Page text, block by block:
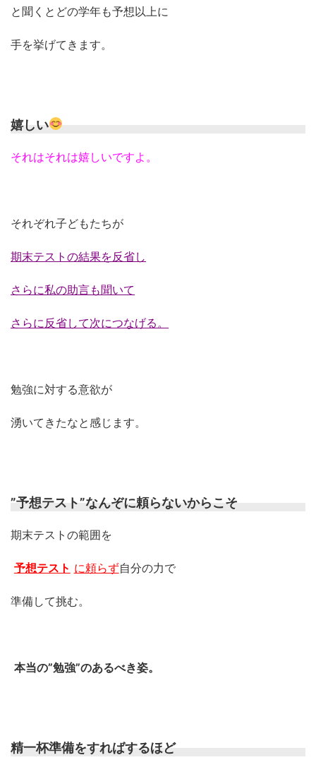
と聞くとどの学年も予想以上に
手を挙げてきます。
嬉しい
それはそれは嬉しいですよ。
それぞれ子どもたちが
期末テストの結果を反省し
さらに私の助言も聞いて
さらに反省して次につなげる。
勉強に対する意欲が
湧いてきたなと感じます。
”予想テスト”なんぞに頼らないからこそ
期末テストの範囲を
予想テスト に頼らず自分の力で
準備して挑む。
本当の”勉強”のあるべき姿。
精一杯準備をすればするほど